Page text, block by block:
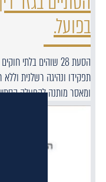
בפועל.
הסעת 28 שוהים
תפקידו ונהיגה רשלנית
ומאסר מותנה להפעלה הסתיים